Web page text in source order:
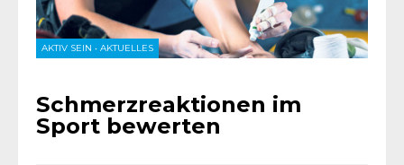
AKTIV SEIN • AKTUELLES
Schmerzreaktionen im
Sport bewerten